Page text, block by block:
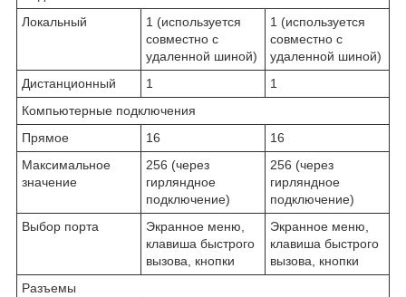
Локальный
1 (используется
совместно с
удаленной шиной)
1 (используется
совместно с
удаленной шиной)
Дистанционный
1
1
Компьютерные подключения
Прямое
16
16
Максимальное
значение
256 (через
гирляндное
подключение)
256 (через
гирляндное
подключение)
Выбор порта
Экранное меню,
клавиша быстрого
вызова, кнопки
Экранное меню,
клавиша быстрого
вызова, кнопки
Разъемы